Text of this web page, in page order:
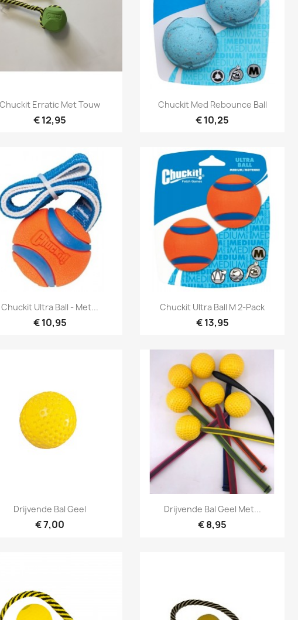
Snel bekijken
Chuckit Erratic Met Touw
€ 12,95
Snel bekijken
Chuckit Med Rebounce Ball
€ 10,25
Snel bekijken
Chuckit Ultra Ball - Met...
€ 10,95
Snel bekijken
Chuckit Ultra Ball M 2-Pack
€ 13,95
Snel bekijken
Drijvende Bal Geel
€ 7,00
Snel bekijken
Drijvende Bal Geel Met...
€ 8,95